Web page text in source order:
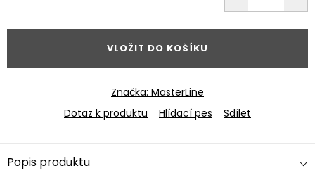
VLOŽIT DO KOŠÍKU
Značka: MasterLine
Dotaz k produktu
Hlídací pes Sdílet
Popis produktu